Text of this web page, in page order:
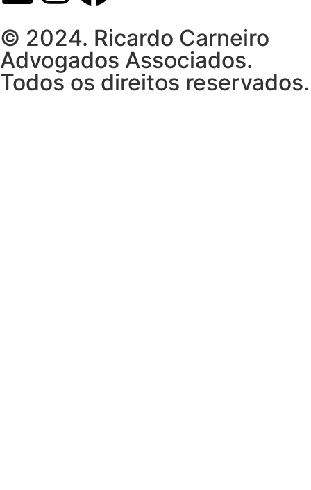
© 2024. Ricardo Carneiro
Advogados Associados.
Todos os direitos reservados.